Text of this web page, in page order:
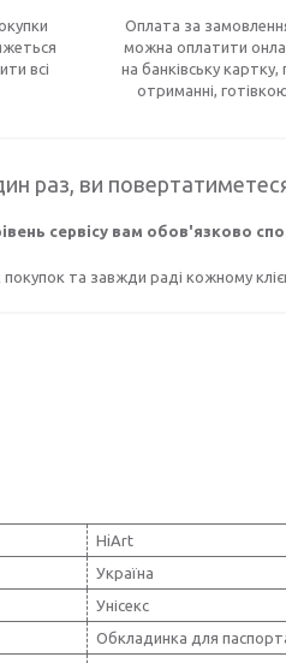
всі
Оплата за
можна оплатити
на банківську картку,
отриманні,
раз, ви
сервісу вам обов'язково
та завжди раді кожному
HiArt
Україна
Унісекс
Обкладинка для